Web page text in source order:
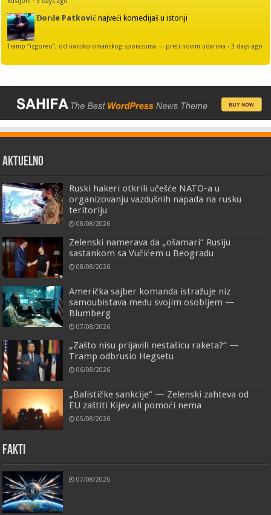
Đorđe Patković najveći komedijaš u istoriji
Tramp “izgoreo”, od iransko-omanskog sporazuma — preti novim udarima ·3 days ago
AKTUELNO
Ruski hakeri otkrili učešće NATO-a u
organizovanju vazdušnih napada na rusku
teritoriju
08/08/2026
Zelenski namerava da „ošamari“ Rusiju
sastankom sa Vučićem u Beogradu
08/08/2026
Američka sajber komanda istražuje niz
samoubistava među svojim osobljem —
Blumberg
07/08/2026
„Zašto nisu prijavili nestašicu raketa?“ —
Tramp odbrusio Hegsetu
06/08/2026
„Balističke sankcije“ — Zelenski zahteva od
EU zaštiti Kijev ali pomoći nema
05/08/2026
FAKTI
07/08/2026